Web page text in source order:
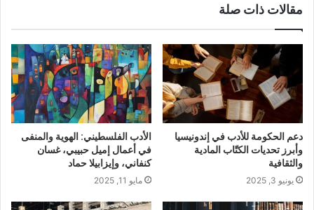
مقالات ذات صلة
دعم الحكومة للأدب في إندونيسيا
وأبرز تحديات الكتّاب المادية
والثقافية
يونيو 3, 2025
الأدب الفلسطيني: الهوية والمنفى
في أعمال إميل حبيبي، غسان
كنفاني، وإيزابيلا حماد
مايو 11, 2025